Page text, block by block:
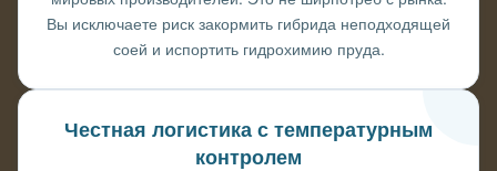
Вы исключаете риск закормить гибрида неподходящей
соей и испортить гидрохимию пруда.
Честная логистика с температурным
контролем